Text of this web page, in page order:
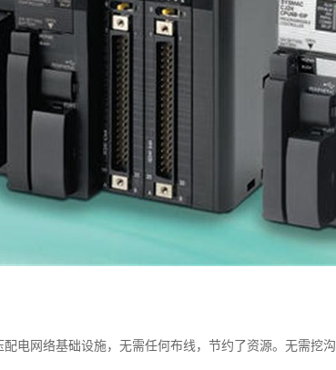
配电网络基础设施，无需任何布线，节约了资源。无需挖